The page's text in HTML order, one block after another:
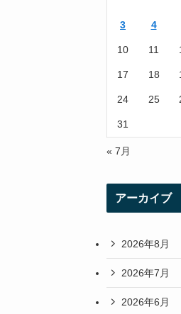
3 4
10 11
17 18
24 25
31
« 7月
アーカイブ
2026年8月
2026年7月
2026年6月